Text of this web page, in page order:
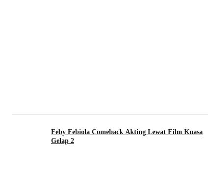
Feby Febiola Comeback Akting Lewat Film Kuasa
Gelap 2